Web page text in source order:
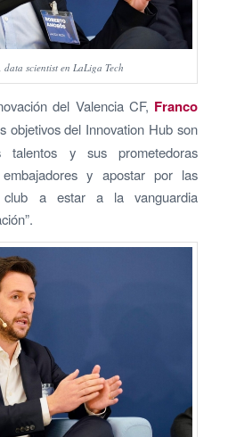
data scientist en LaLiga Tech
del Valencia CF, Franco
objetivos del Innovation Hub son
y sus prometedoras
embajadores y apostar por las
a estar a la vanguardia